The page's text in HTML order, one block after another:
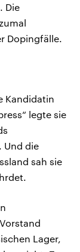
Die
Dopingfälle.
Kandidatin
legte sie
Und die
sah sie
Lager,